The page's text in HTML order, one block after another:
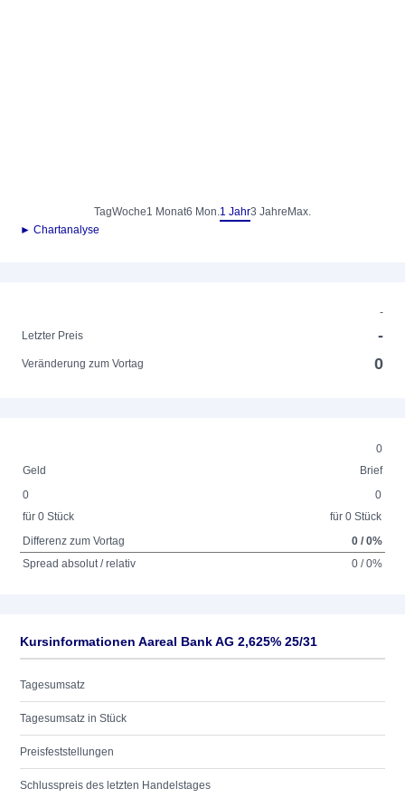
TagWoche1 Monat6 Mon.1 Jahr3 Jahre Max.
► Chartanalyse
-
Letzter Preis
-
Veränderung zum Vortag 0
0
Geld
Brief
0
für 0 Stück
0
für 0 Stück
Differenz zum Vortag
0 / 0%
Spread absolut / relativ
0 / 0%
Kursinformationen Aareal Bank AG 2,625% 25/31
Tagesumsatz
Tagesumsatz in Stück
Preisfeststellungen
Schlusspreis des letzten Handelstages